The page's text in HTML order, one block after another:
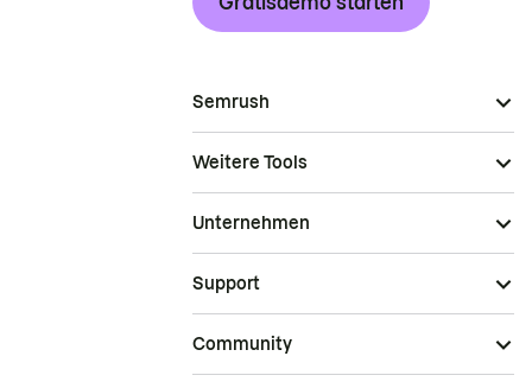
Semrush
Weitere Tools
Unternehmen
Support
Community